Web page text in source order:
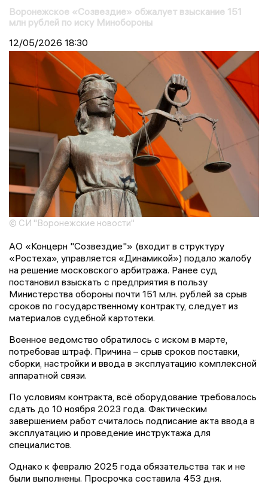
Воронежское «Созвездие» обжалует взыскание 151
млн рублей по иску Минобороны
12/05/2026 18:30
© СИ "Воронежские новости"
АО «Концерн "Созвездие"» (входит в структуру
«Ростеха», управляется «Динамикой») подало жалобу
на решение московского арбитража. Ранее суд
постановил взыскать с предприятия в пользу
Министерства обороны почти 151 млн. рублей за срыв
сроков по государственному контракту, следует из
материалов судебной картотеки.
Военное ведомство обратилось с иском в марте,
потребовав штраф. Причина – срыв сроков поставки,
сборки, настройки и ввода в эксплуатацию комплексной
аппаратной связи.
По условиям контракта, всё оборудование требовалось
сдать до 10 ноября 2023 года. Фактическим
завершением работ считалось подписание акта ввода в
эксплуатацию и проведение инструктажа для
специалистов.
Однако к февралю 2025 года обязательства так и не
были выполнены. Просрочка составила 453 дня.